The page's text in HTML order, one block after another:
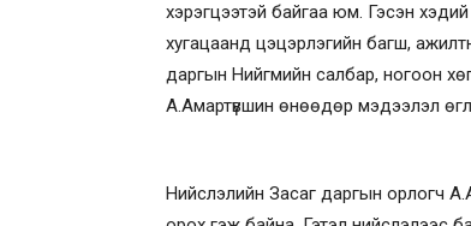
хэрэгцээтэй байгаа юм. Гэсэн хэдий
хугацаанд цэцэрлэгийн багш,
даргын Нийгмийн салбар, ногоон
А.Амартүвшин өнөөдөр мэдээлэл
Нийслэлийн Засаг даргын орлогч